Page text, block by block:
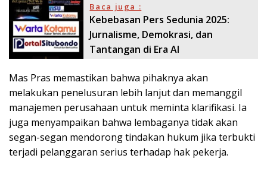
Baca juga :
Kebebasan Pers Sedunia 2025:
Jurnalisme, Demokrasi, dan
Tantangan di Era AI
Mas Pras memastikan bahwa pihaknya akan
melakukan penelusuran lebih lanjut dan memanggil
manajemen perusahaan untuk meminta klarifikasi. Ia
juga menyampaikan bahwa lembaganya tidak akan
segan-segan mendorong tindakan hukum jika terbukti
terjadi pelanggaran serius terhadap hak pekerja.